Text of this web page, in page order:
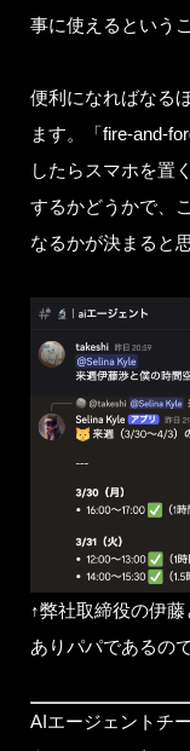
事に使えるという
便利になればなる
ます。「fire-and-
したらスマホを置
するかどうかで、
なるかが決まると
↑弊社取締役の伊
ありパパであるの
AIエージェントチ